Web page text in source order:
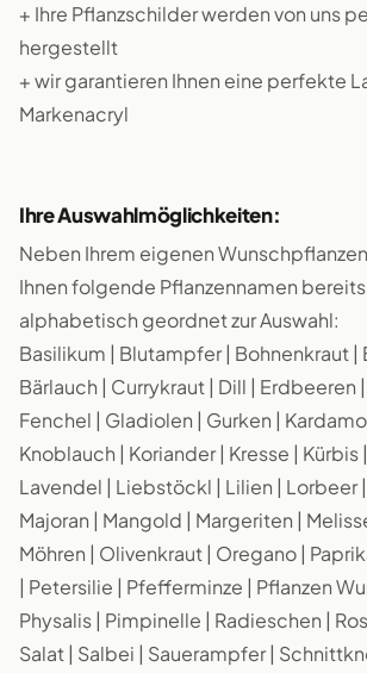
+ Ihre Pflanzschilder werden von uns
hergestellt
+ wir garantieren Ihnen eine perfekte
Markenacryl
Ihre Auswahlmöglichkeiten:
Neben Ihrem eigenen
Ihnen folgende Pflanzennamen
alphabetisch geordnet zur Auswahl:
Basilikum | Blutampfer | Bohnenkraut |
Bärlauch | Currykraut | Dill | Erdbeeren
Fenchel | Gladiolen | Gurken |
Knoblauch | Koriander | Kresse | Kürbis
Lavendel | Liebstöckl | Lilien | Lorbeer
Majoran | Mangold | Margeriten |
Möhren | Olivenkraut | Oregano |
| Petersilie | Pfefferminze | Pflanzen
Physalis | Pimpinelle | Radieschen |
Salat | Salbei | Sauerampfer |